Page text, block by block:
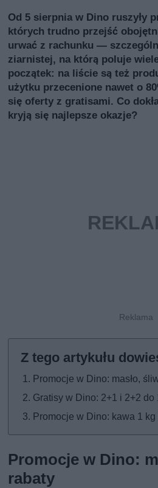
Od 5 sierpnia w Dino ruszyły
których trudno przejść
urwać z rachunku —
ziarnistej, na którą poluje
początek: na liście są też
użytku przecenione nawet o
się oferty z gratisami. Co
kryją się najlepsze okazje?
Promocje w Dino: masło,
Gratisy w Dino: 2+1 i 2+2 do
Promocje w Dino: kawa 1
Promocje w Dino:
rabaty